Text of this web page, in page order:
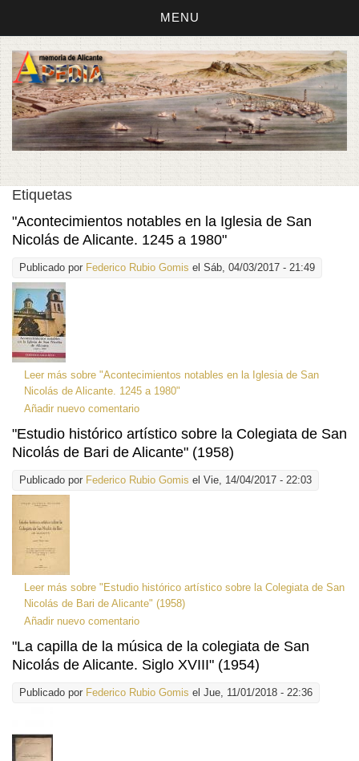
MENU
Etiquetas
"Acontecimientos notables en la Iglesia de San
Nicolás de Alicante. 1245 a 1980"
Publicado por Federico Rubio Gomis el Sáb, 04/03/2017 - 21:49
Leer más sobre "Acontecimientos notables en la Iglesia de San
Nicolás de Alicante. 1245 a 1980"
Añadir nuevo comentario
"Estudio histórico artístico sobre la Colegiata de San
Nicolás de Bari de Alicante" (1958)
Publicado por Federico Rubio Gomis el Vie, 14/04/2017 - 22:03
Leer más sobre "Estudio histórico artístico sobre la Colegiata de San
Nicolás de Bari de Alicante" (1958)
Añadir nuevo comentario
"La capilla de la música de la colegiata de San
Nicolás de Alicante. Siglo XVIII" (1954)
Publicado por Federico Rubio Gomis el Jue, 11/01/2018 - 22:36